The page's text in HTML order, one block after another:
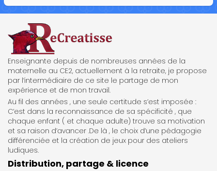
ReCreatisse
Enseignante depuis de nombreuses années de la
maternelle au CE2, actuellement à la retraite, je propose
par l’intermédiaire de ce site le partage de mon
expérience et de mon travail.
Au fil des années , une seule certitude s’est imposée :
C’est dans la reconnaissance de sa spécificité , que
chaque enfant ( et chaque adulte) trouve sa motivation
et sa raison d’avancer .De là , le choix d’une pédagogie
différenciée et la création de jeux pour des ateliers
ludiques.
Distribution, partage & licence